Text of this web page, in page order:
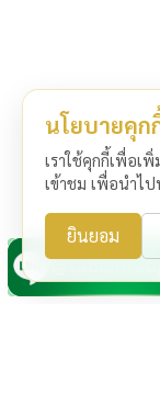
นโยบายคุก
เราใช้คุกกี้เพื่อเ
เข้าชม เพื่อนำไ
ยินยอม